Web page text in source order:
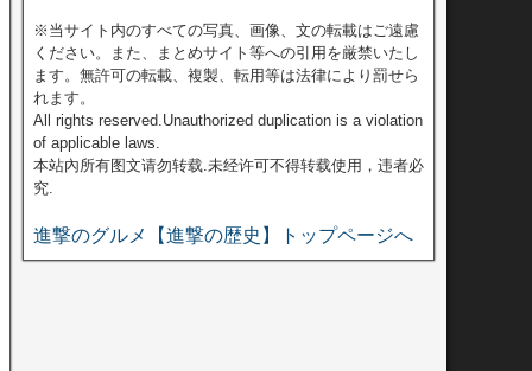
※当サイト内のすべての写真、画像、文の転載はご遠慮
ください。また、まとめサイト等への引用を厳禁いたし
ます。無許可の転載、複製、転用等は法律により罰せら
れます。
All rights reserved.Unauthorized duplication is a violation
of applicable laws.
本站內所有图文请勿转载.未经许可不得转载使用，违者必
究.
進撃のグルメ【進撃の歴史】トップページへ